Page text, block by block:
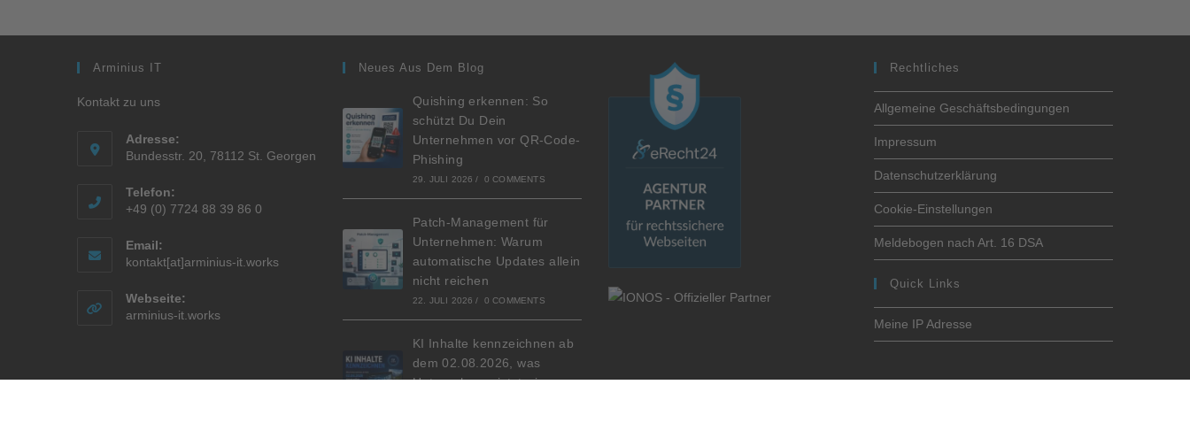
Arminius IT
Kontakt zu uns
Adresse:
Bundesstr. 20, 78112 St. Georgen
Telefon:
+49 (0) 7724 88 39 86 0
Email:
kontakt[at]arminius-it.works
Webseite:
arminius-it.works
Neues Aus Dem Blog
Quishing erkennen: So
schützt Du Dein
Unternehmen vor QR-Code-
Phishing
29. JULI 2026 / 0 COMMENTS
Patch-Management für
Unternehmen: Warum
automatische Updates allein
nicht reichen
22. JULI 2026 / 0 COMMENTS
KI Inhalte kennzeichnen ab
dem 02.08.2026, was
Unternehmen jetzt wissen
Rechtliches
Allgemeine Geschäftsbedingungen
Impressum
Datenschutzerklärung
Cookie-Einstellungen
Meldebogen nach Art. 16 DSA
Quick Links
Meine IP Adresse